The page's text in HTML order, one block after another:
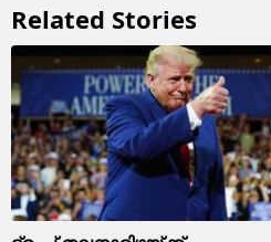
Related Stories